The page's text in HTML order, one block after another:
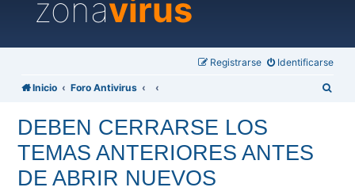
zonavirus
Identificarse
Registrarse
Inicio Foro Antivirus
DEBEN CERRARSE LOS
TEMAS ANTERIORES ANTES
DE ABRIR NUEVOS